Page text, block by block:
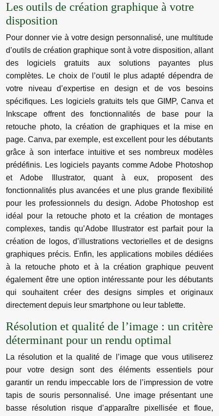
Les outils de création graphique à votre
disposition
Pour donner vie à votre design personnalisé, une multitude
d’outils de création graphique sont à votre disposition, allant
des logiciels gratuits aux solutions payantes plus
complètes. Le choix de l’outil le plus adapté dépendra de
votre niveau d’expertise en design et de vos besoins
spécifiques. Les logiciels gratuits tels que GIMP, Canva et
Inkscape offrent des fonctionnalités de base pour la
retouche photo, la création de graphiques et la mise en
page. Canva, par exemple, est excellent pour les débutants
grâce à son interface intuitive et ses nombreux modèles
prédéfinis. Les logiciels payants comme Adobe Photoshop
et Adobe Illustrator, quant à eux, proposent des
fonctionnalités plus avancées et une plus grande flexibilité
pour les professionnels du design. Adobe Photoshop est
idéal pour la retouche photo et la création de montages
complexes, tandis qu’Adobe Illustrator est parfait pour la
création de logos, d’illustrations vectorielles et de designs
graphiques précis. Enfin, les applications mobiles dédiées
à la retouche photo et à la création graphique peuvent
également être une option intéressante pour les débutants
qui souhaitent créer des designs simples et originaux
directement depuis leur smartphone ou leur tablette.
Résolution et qualité de l’image : un critère
déterminant pour un rendu optimal
La résolution et la qualité de l’image que vous utiliserez
pour votre design sont des éléments essentiels pour
garantir un rendu impeccable lors de l’impression de votre
tapis de souris personnalisé. Une image présentant une
basse résolution risque d’apparaître pixellisée et floue,